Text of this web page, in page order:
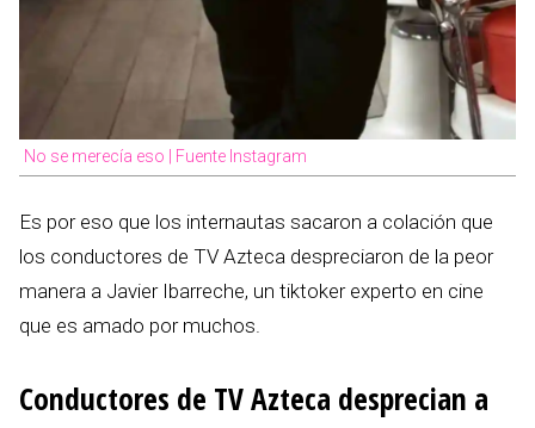
No se merecía eso | Fuente Instagram
Es por eso que los internautas sacaron a colación que
los conductores de TV Azteca despreciaron de la peor
manera a Javier Ibarreche, un tiktoker experto en cine
que es amado por muchos.
Conductores de TV Azteca desprecian a